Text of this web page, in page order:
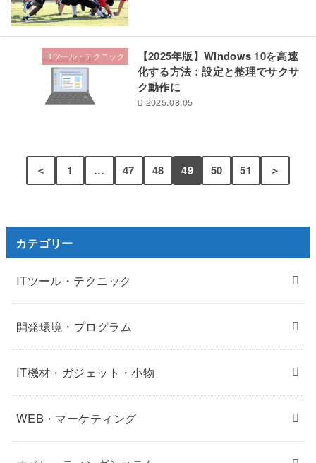
ITツール・テクニック
【2025年版】Windows 10を高速
化する方法：設定と整理でサクサ
ク動作に
2025.08.05
＜ 1 … 47 48 49 50 51 ＞
カテゴリー
ITツール・テクニック
開発環境・プログラム
IT機材・ガジェット・小物
WEB・マーケティング